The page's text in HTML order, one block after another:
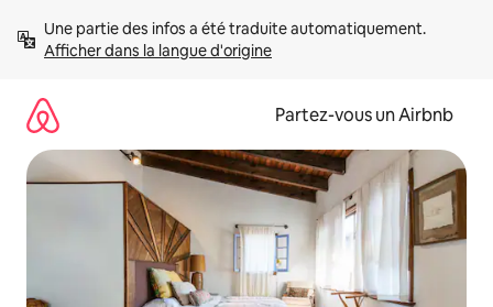
directement
Afficher dans la langue d'origine
Partez-vous un Airbnb